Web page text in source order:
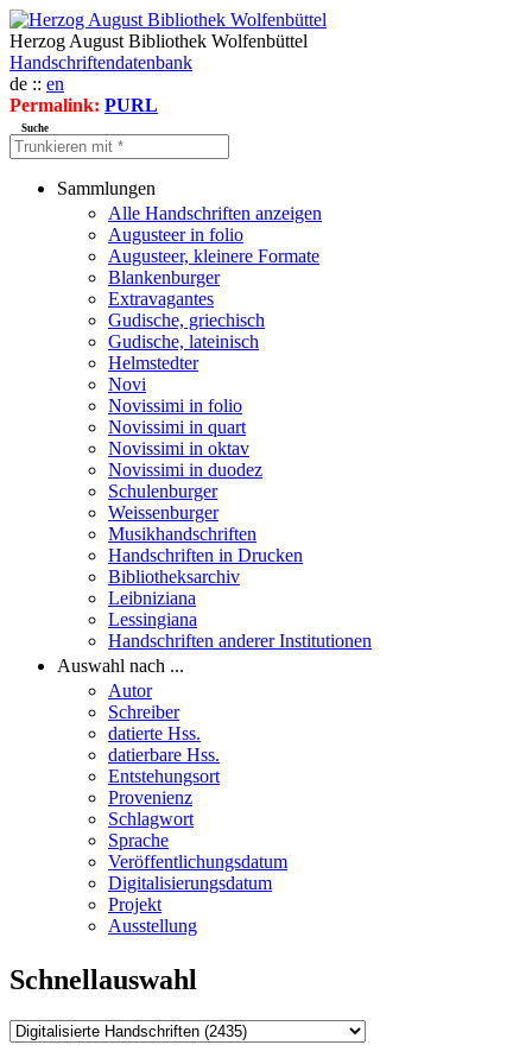
Herzog August Bibliothek Wolfenbüttel
Handschriftendatenbank
de :: en
Permalink: PURL
Suche
Sammlungen
Alle Handschriften anzeigen
Augusteer in folio
Augusteer, kleinere Formate
Blankenburger
Extravagantes
Gudische, griechisch
Gudische, lateinisch
Helmstedter
Novi
Novissimi in folio
Novissimi in quart
Novissimi in oktav
Novissimi in duodez
Schulenburger
Weissenburger
Musikhandschriften
Handschriften in Drucken
Bibliotheksarchiv
Leibniziana
Lessingiana
Handschriften anderer Institutionen
Auswahl nach ...
Autor
Schreiber
datierte Hss.
datierbare Hss.
Entstehungsort
Provenienz
Schlagwort
Sprache
Veröffentlichungsdatum
Digitalisierungsdatum
Projekt
Ausstellung
Schnellauswahl